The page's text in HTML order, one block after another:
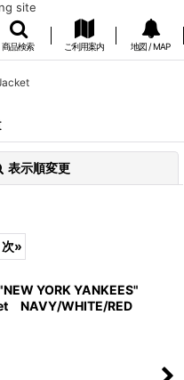
site
商品検索 ご利用案内 地図 / MAP
表示順変更
次»
YORK YANKEES"
NAVY/WHITE/RED